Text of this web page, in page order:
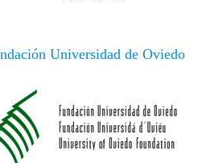
Universidad de Oviedo